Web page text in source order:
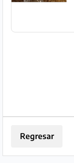
Regresar